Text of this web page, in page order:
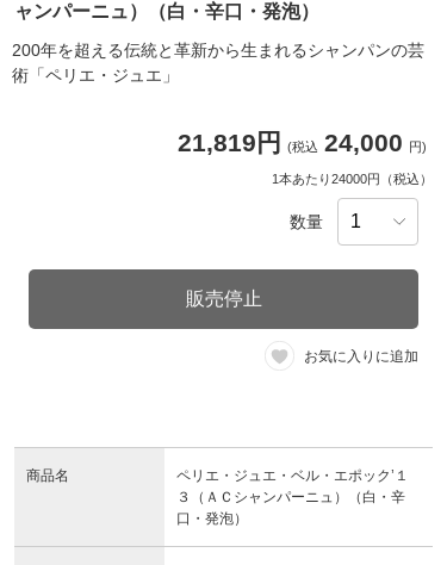
ャンパーニュ）（白・辛口・発泡）
200年を超える伝統と革新から生まれるシャンパンの芸
術「ペリエ・ジュエ」
21,819円 (税込 24,000 円)
1本あたり24000円（税込）
数量
販売停止
お気に入りに追加
商品名
ペリエ・ジュエ・ベル・エポック’１
３（ＡＣシャンパーニュ）（白・辛
口・発泡）